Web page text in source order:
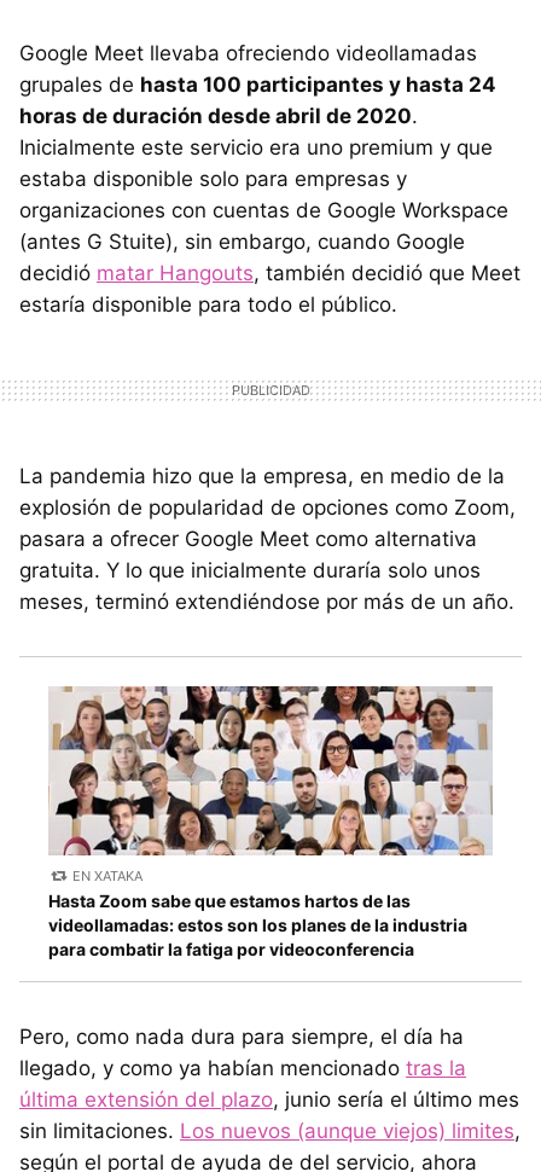
Google Meet llevaba ofreciendo videollamadas
grupales de hasta 100 participantes y hasta 24
horas de duración desde abril de 2020.
Inicialmente este servicio era uno premium y que
estaba disponible solo para empresas y
organizaciones con cuentas de Google Workspace
(antes G Stuite), sin embargo, cuando Google
decidió matar Hangouts, también decidió que Meet
estaría disponible para todo el público.
La pandemia hizo que la empresa, en medio de la
explosión de popularidad de opciones como Zoom,
pasara a ofrecer Google Meet como alternativa
gratuita. Y lo que inicialmente duraría solo unos
meses, terminó extendiéndose por más de un año.
EN XATAKA
Hasta Zoom sabe que estamos hartos de las
videollamadas: estos son los planes de la industria
para combatir la fatiga por videoconferencia
Pero, como nada dura para siempre, el día ha
llegado, y como ya habían mencionado tras la
última extensión del plazo, junio sería el último mes
sin limitaciones. Los nuevos (aunque viejos) limites,
según el portal de ayuda de del servicio, ahora